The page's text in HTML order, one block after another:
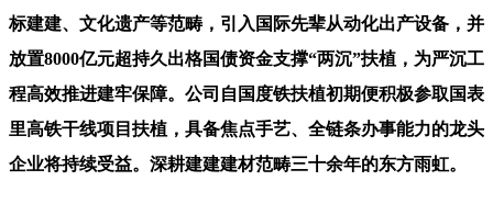
标建建、文化遗产等范畴，引入国际先辈从动化出产设备，并
放置8000亿元超持久出格国债资金支撑“两沉”扶植，为严沉工
程高效推进建牢保障。公司自国度铁扶植初期便积极参取国表
里高铁干线项目扶植，具备焦点手艺、全链条办事能力的龙头
企业将持续受益。深耕建建建材范畴三十余年的东方雨虹。